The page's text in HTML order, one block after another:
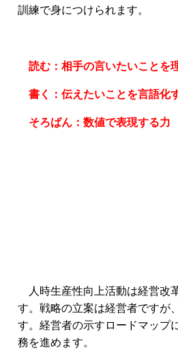
訓練で身につけられます。
読む：相手の言いたいことを
書く：伝えたいことを言語化
そろばん：数値で表現する力
人時生産性向上活動は経営改
す。戦略の立案は経営者ですが
す。経営者の示すロードマップ
務を進めます。